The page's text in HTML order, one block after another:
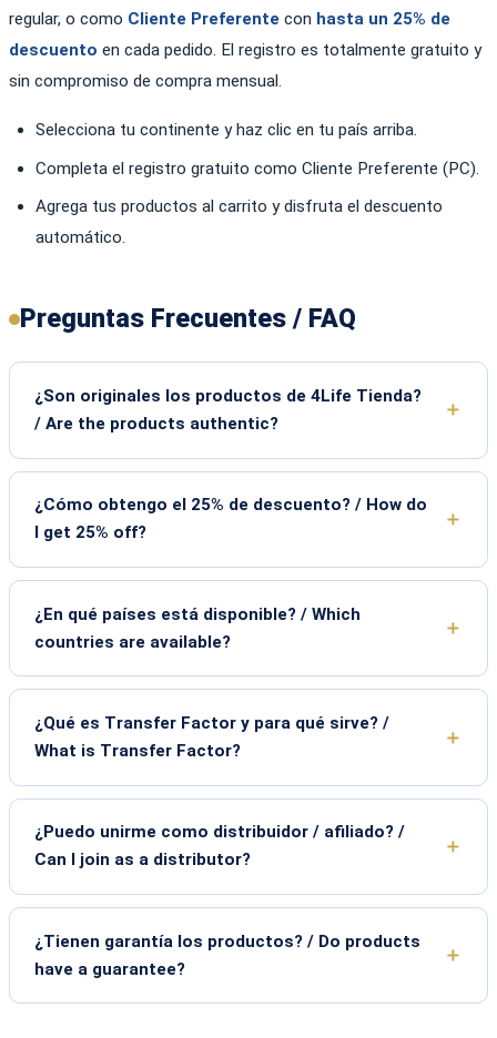
regular, o como Cliente Preferente con hasta un 25% de
descuento en cada pedido. El registro es totalmente gratuito y
sin compromiso de compra mensual.
Selecciona tu continente y haz clic en tu país arriba.
Completa el registro gratuito como Cliente Preferente (PC).
Agrega tus productos al carrito y disfruta el descuento
automático.
Preguntas Frecuentes / FAQ
¿Son originales los productos de 4Life Tienda?
/ Are the products authentic?
¿Cómo obtengo el 25% de descuento? / How do
I get 25% off?
¿En qué países está disponible? / Which
countries are available?
¿Qué es Transfer Factor y para qué sirve? /
What is Transfer Factor?
¿Puedo unirme como distribuidor / afiliado? /
Can I join as a distributor?
¿Tienen garantía los productos? / Do products
have a guarantee?